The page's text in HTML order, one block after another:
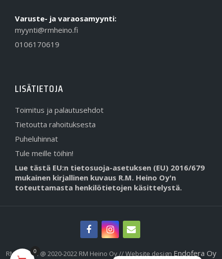
Varuste- ja varaosamyynti:
myynti@rmheino.fi
0106170619
LISÄTIETOJA
Toimitus ja palautusehdot
Tietoutta rahoituksesta
Puheluhinnat
Tule meille töihin!
Lue tästä EU:n tietosuoja-asetuksen (EU) 2016/679
mukainen kirjallinen kuvaus R.M. Heino Oy'n
toteuttamasta henkilötietojen käsittelystä.
RMHeino.fi @ 2020-2022 RM Heino Oy // Website design Endofera Oy
0